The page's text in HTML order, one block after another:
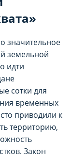
значительное
земельной
идти
сотки для
временных
приводили к
территорию,
Закон